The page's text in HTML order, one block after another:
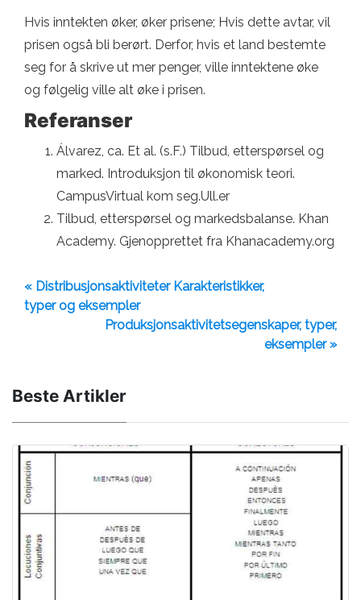
Hvis inntekten øker, øker prisene; Hvis dette avtar, vil
prisen også bli berørt. Derfor, hvis et land bestemte
seg for å skrive ut mer penger, ville inntektene øke
og følgelig ville alt øke i prisen.
Referanser
Álvarez, ca. Et al. (s.F.) Tilbud, etterspørsel og
marked. Introduksjon til økonomisk teori.
CampusVirtual kom seg.Ull.er
Tilbud, etterspørsel og markedsbalanse. Khan
Academy. Gjenopprettet fra Khanacademy.org
« Distribusjonsaktiviteter Karakteristikker,
typer og eksempler
Produksjonsaktivitetsegenskaper, typer,
eksempler »
Beste Artikler